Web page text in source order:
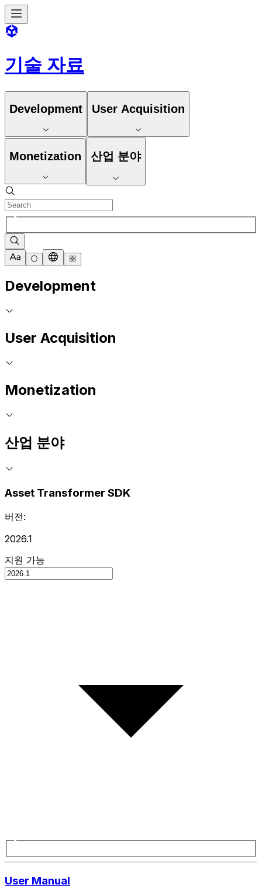
기술 자료
Development User Acquisition
Monetization 산업 분야
Development
User Acquisition
Monetization
산업 분야
Asset Transformer SDK
버전:
2026.1
지원 가능
User Manual